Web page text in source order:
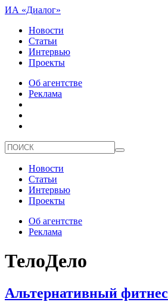
ИА «Диалог»
Новости
Статьи
Интервью
Проекты
Об агентстве
Реклама
Новости
Статьи
Интервью
Проекты
Об агентстве
Реклама
ТелоДело
Альтернативный фитнес